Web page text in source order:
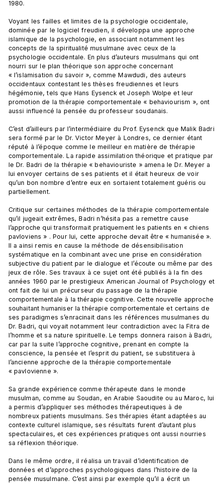
1980.
Voyant les failles et limites de la psychologie occidentale,
dominée par le logiciel freudien, il développa une approche
islamique de la psychologie, en associant notamment les
concepts de la spiritualité musulmane avec ceux de la
psychologie occidentale. En plus d’auteurs musulmans qui ont
nourri sur le plan théorique son approche concernant
« l’islamisation du savoir », comme Mawdudi, des auteurs
occidentaux contestant les thèses freudiennes et leurs
hégémonie, tels que Hans Eysenck et Joseph Wolpe et leur
promotion de la thérapie comportementale « behaviourism », ont
aussi influencé la pensée du professeur soudanais.
C’est d’ailleurs par l’intermédiaire du Prof. Eysenck que Malik Badri
sera formé par le Dr. Victor Meyer à Londres, ce dernier étant
réputé à l’époque comme le meilleur en matière de thérapie
comportementale. La rapide assimilation théorique et pratique par
le Dr. Badri de la thérapie « behaviouriste » amena le Dr. Meyer a
lui envoyer certains de ses patients et il était heureux de voir
qu’un bon nombre d’entre eux en sortaient totalement guéris ou
partiellement.
Critique sur certaines méthodes de la thérapie comportementale
qu’il jugeait extrêmes, Badri n’hésita pas a remettre cause
l’approche qui transformait pratiquement les patients en « chiens
pavloviens » . Pour lui, cette approche devait être « humanisée ».
Il a ainsi remis en cause la méthode de désensibilisation
systématique en la combinant avec une prise en considération
subjective du patient par le dialogue et l’écoute ou même par des
jeux de rôle. Ses travaux à ce sujet ont été publiés à la fin des
années 1960 par le prestigieux American Journal of Psychology et
ont fait de lui un précurseur du passage de la thérapie
comportementale à la thérapie cognitive. Cette nouvelle approche
souhaitant humaniser la thérapie comportementale et certains de
ses paradigmes s’enracinait dans les références musulmanes du
Dr. Badri, qui voyait notamment leur contradiction avec la Fitra de
l’homme et sa nature spirituelle. Le temps donnera raison à Badri,
car par la suite l’approche cognitive, prenant en compte la
conscience, la pensée et l’esprit du patient, se substituera à
l’ancienne approche de la thérapie comportementale
« pavlovienne ».
Sa grande expérience comme thérapeute dans le monde
musulman, comme au Soudan, en Arabie Saoudite ou au Maroc, lui
a permis d’appliquer ses méthodes thérapeutiques à de
nombreux patients musulmans. Ses thérapies étant adaptées au
contexte culturel islamique, ses résultats furent d’autant plus
spectaculaires, et ces expériences pratiques ont aussi nourries
sa réflexion théorique.
Dans le même ordre, il réalisa un travail d’identification de
données et d’approches psychologiques dans l’histoire de la
pensée musulmane. C’est ainsi par exemple qu’il a écrit un